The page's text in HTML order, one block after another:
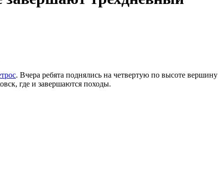
. Вчера ребята поднялись на четвертую по высоте вершину
где и завершаются походы.